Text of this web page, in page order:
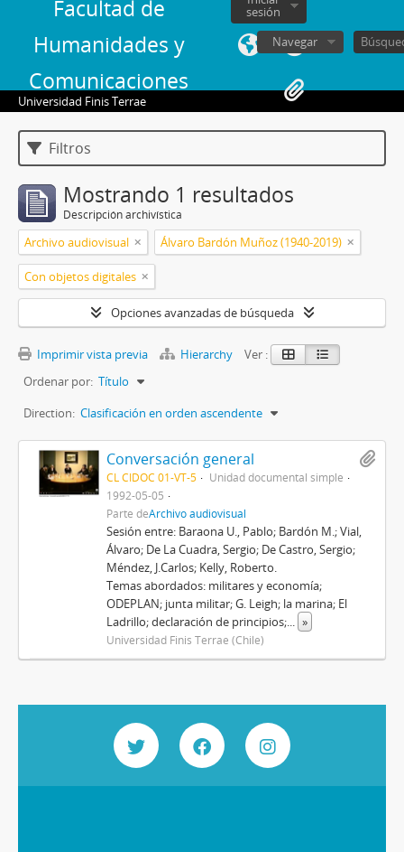
Facultad de
Humanidades y
Comunicaciones
sesión
Navegar
Universidad Finis Terrae
Filtros
Mostrando 1 resultados
Descripción archivística
Archivo audiovisual Álvaro Bardón Muñoz (1940-2019)
Con objetos digitales
Opciones avanzadas de búsqueda
Imprimir vista previa Hierarchy
Ver :
Ordenar por: Título
Direction: Clasificación en orden ascendente
Conversación general
CL CIDOC 01-VT-5
Unidad documental simple
1992-05-05
Parte deArchivo audiovisual
Sesión entre: Baraona U., Pablo; Bardón M.; Vial,
Álvaro; De La Cuadra, Sergio; De Castro, Sergio;
Méndez, J.Carlos; Kelly, Roberto.
Temas abordados: militares y economía;
ODEPLAN; junta militar; G. Leigh; la marina; El
Ladrillo; declaración de principios;... »
Universidad Finis Terrae (Chile)